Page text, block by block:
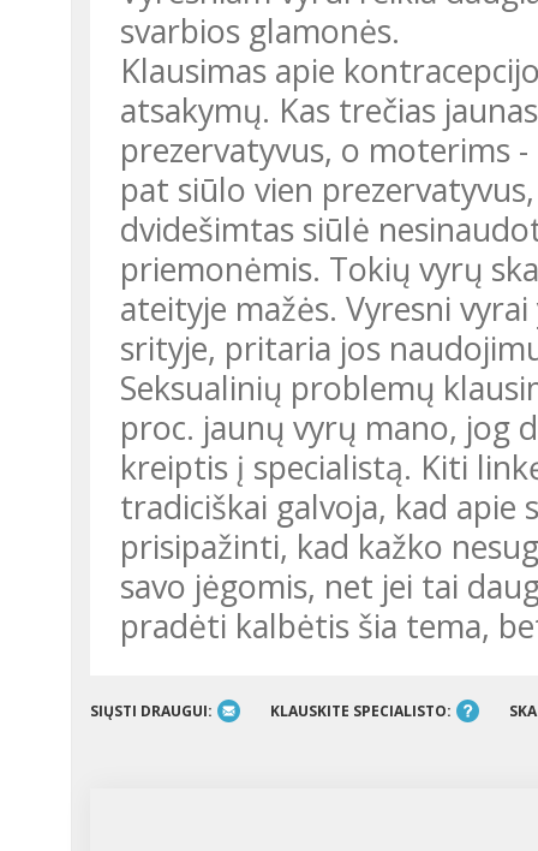
svarbios glamonės.
Klausimas apie
atsakymų. Kas trečias
prezervatyvus, o moterims
pat siūlo vien
dvidešimtas siūlė
priemonėmis. Tokių vyrų
ateityje mažės. Vyresni
srityje, pritaria jos
Seksualinių problemų
proc. jaunų vyrų mano, jog
kreiptis į specialistą. Kiti
tradiciškai galvoja, kad apie
prisipažinti, kad kažko
savo jėgomis, net jei tai
pradėti kalbėtis šia tema,
SIŲSTI DRAUGUI: KLAUSKITE SPECIALISTO: